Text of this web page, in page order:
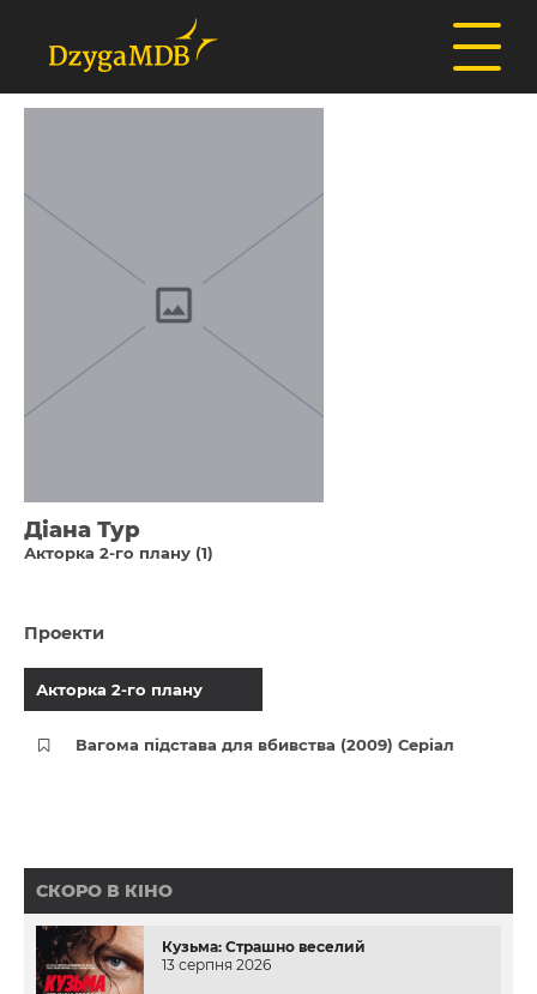
Діана Тур
Акторка 2-го плану (1)
Проекти
Акторка 2-го плану
Вагома підстава для вбивства (2009) Серіал
СКОРО В КІНО
Кузьма: Страшно веселий
13 серпня 2026